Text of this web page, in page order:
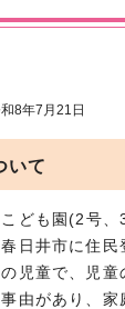
8年7月21日
いて
ども園(2号
日井市に住民
児童で、児童
由があり、家